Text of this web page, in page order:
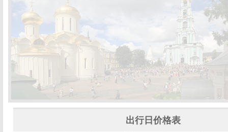
出行日价格表